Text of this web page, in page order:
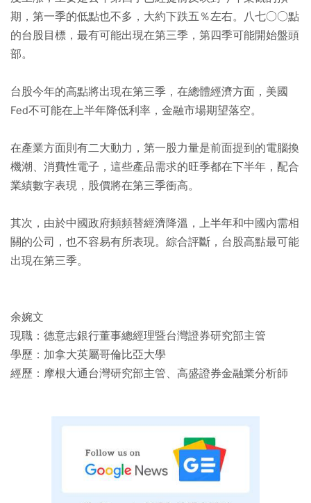
期，第一季的低點也不多，大約下跌五％左右。八七○○點
的台股目標，最有可能出現在第三季，第四季可能開始盤頭
部。
台股今年的高點將出現在第三季，在總體經濟方面，美國
Fed不可能在上半年降低利率，金融市場期望落空。
在產業方面則有二大動力，第一股力量是前面提到的電腦換
機潮、消費性電子，這些產品需求的旺季都在下半年，配合
業績數字表現，股價將在第三季衝高。
其次，由於中國政府頻頻替經濟降溫，上半年和中國內需相
關的公司，也不容易有所表現。綜合評斷，台股高點最可能
出現在第三季。
余婉文
現職：德意志銀行董事總經理暨台灣證券研究部主管
學歷：加拿大英屬哥倫比亞大學
經歷：摩根大通台灣研究部主管、高盛證券金融業分析師